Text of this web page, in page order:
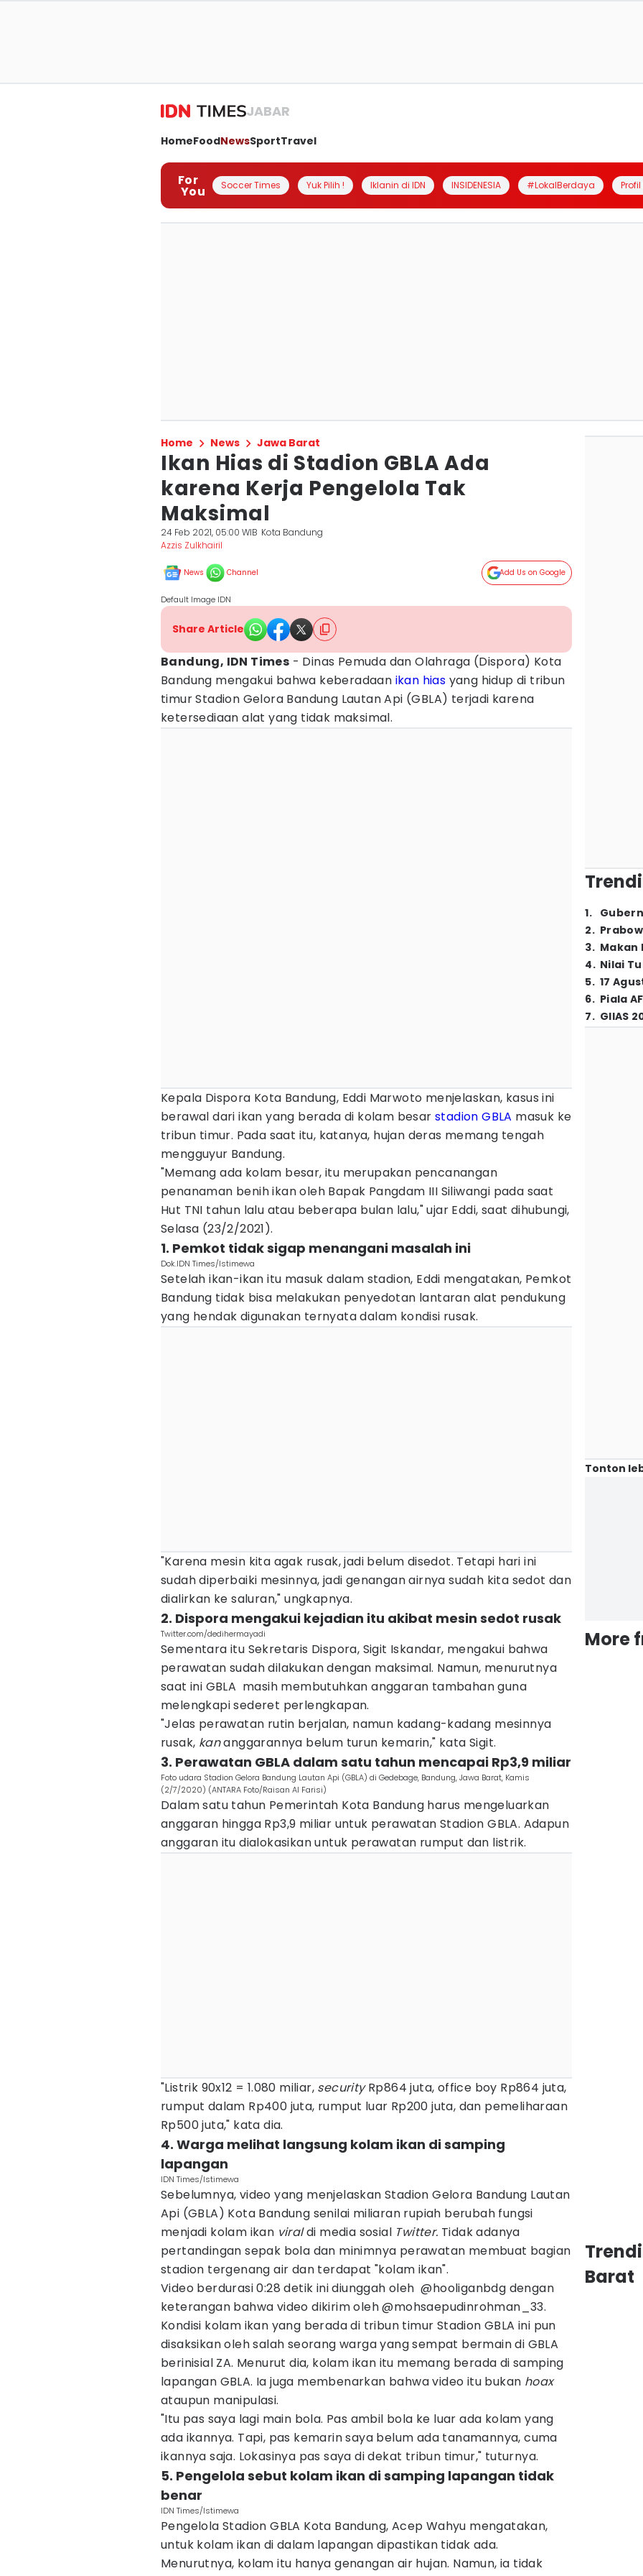
JABAR
HomeFoodNewsSportTravel
For
You Soccer Times Yuk Pilih ! Iklanin di IDN INSIDENESIA #LokalBerdaya
Home News Jawa Barat
Ikan Hias di Stadion GBLA Ada
karena Kerja Pengelola Tak
Maksimal
24 Feb 2021, 05:00 WIB Kota Bandung
Azzis Zulkhairil
News Channel Add Us on Google
Default Image IDN
Share Article
Bandung, IDN Times - Dinas Pemuda dan Olahraga (Dispora) Kota
Bandung mengakui bahwa keberadaan ikan hias yang hidup di tribun
timur Stadion Gelora Bandung Lautan Api (GBLA) terjadi karena
ketersediaan alat yang tidak maksimal.
Kepala Dispora Kota Bandung, Eddi Marwoto menjelaskan, kasus ini
berawal dari ikan yang berada di kolam besar stadion GBLA masuk ke
tribun timur. Pada saat itu, katanya, hujan deras memang tengah
mengguyur Bandung.
"Memang ada kolam besar, itu merupakan pencanangan
penanaman benih ikan oleh Bapak Pangdam III Siliwangi pada saat
Hut TNI tahun lalu atau beberapa bulan lalu," ujar Eddi, saat dihubungi,
Selasa (23/2/2021).
1. Pemkot tidak sigap menangani masalah ini
Dok.IDN Times/Istimewa
Setelah ikan-ikan itu masuk dalam stadion, Eddi mengatakan, Pemkot
Bandung tidak bisa melakukan penyedotan lantaran alat pendukung
yang hendak digunakan ternyata dalam kondisi rusak.
"Karena mesin kita agak rusak, jadi belum disedot. Tetapi hari ini
sudah diperbaiki mesinnya, jadi genangan airnya sudah kita sedot dan
dialirkan ke saluran," ungkapnya.
2. Dispora mengakui kejadian itu akibat mesin sedot rusak
Twitter.com/dedihermayadi
Sementara itu Sekretaris Dispora, Sigit Iskandar, mengakui bahwa
perawatan sudah dilakukan dengan maksimal. Namun, menurutnya
saat ini GBLA masih membutuhkan anggaran tambahan guna
melengkapi sederet perlengkapan.
"Jelas perawatan rutin berjalan, namun kadang-kadang mesinnya
rusak, kananggarannya belum turun kemarin," kata Sigit.
3. Perawatan GBLA dalam satu tahun mencapai Rp3,9 miliar
Foto udara Stadion Gelora Bandung Lautan Api (GBLA) di Gedebage, Bandung, Jawa Barat, Kamis
(2/7/2020) (ANTARA Foto/Raisan Al Farisi)
Dalam satu tahun Pemerintah Kota Bandung harus mengeluarkan
anggaran hingga Rp3,9 miliar untuk perawatan Stadion GBLA. Adapun
anggaran itu dialokasikan untuk perawatan rumput dan listrik.
"Listrik 90x12 = 1.080 miliar, securityRp864 juta, office boy Rp864 juta,
rumput dalam Rp400 juta, rumput luar Rp200 juta, dan pemeliharaan
Rp500 juta," kata dia.
4. Warga melihat langsung kolam ikan di samping
lapangan
IDN Times/Istimewa
Sebelumnya, video yang menjelaskan Stadion Gelora Bandung Lautan
Api (GBLA) Kota Bandung senilai miliaran rupiah berubah fungsi
menjadi kolam ikan viraldi media sosial Twitter. Tidak adanya
pertandingan sepak bola dan minimnya perawatan membuat bagian
stadion tergenang air dan terdapat "kolam ikan".
Video berdurasi 0:28 detik ini diunggah oleh @hooliganbdg dengan
keterangan bahwa video dikirim oleh @mohsaepudinrohman_33.
Kondisi kolam ikan yang berada di tribun timur Stadion GBLA ini pun
disaksikan oleh salah seorang warga yang sempat bermain di GBLA
berinisial ZA. Menurut dia, kolam ikan itu memang berada di samping
lapangan GBLA. Ia juga membenarkan bahwa video itu bukan hoax
ataupun manipulasi.
"Itu pas saya lagi main bola. Pas ambil bola ke luar ada kolam yang
ada ikannya. Tapi, pas kemarin saya belum ada tanamannya, cuma
ikannya saja. Lokasinya pas saya di dekat tribun timur," tuturnya.
5. Pengelola sebut kolam ikan di samping lapangan tidak
benar
IDN Times/Istimewa
Pengelola Stadion GBLA Kota Bandung, Acep Wahyu mengatakan,
untuk kolam ikan di dalam lapangan dipastikan tidak ada.
Menurutnya, kolam itu hanya genangan air hujan. Namun, ia tidak
1.
2.
3. Makan
4. Nilai
5. 17
6. Piala
7. GIIAS
Tonton
More
Barat